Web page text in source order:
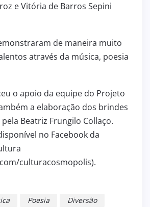
e Vitória de Barros Sepini
de maneira muito
através da música, poesia
o apoio da equipe do Projeto
a elaboração dos brindes
Beatriz Frungilo Collaço.
no Facebook da
culturacosmopolis).
Poesia
Diversão